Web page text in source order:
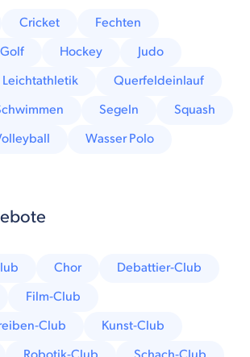
Cricket
Fechten
Golf Hockey
Judo
Leichtathletik
Querfeldeinlauf
Segeln
Squash
Wasser Polo
Chor
Debattier-Club
Film-Club
Club
Kunst-Club